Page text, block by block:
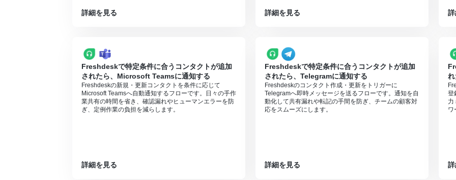
詳細を見る 詳細を見る
Freshdeskで特定条件に合うコンタクトが追加
されたら、Microsoft Teamsに通知する
Freshdeskの新規・更新コンタクトを条件に応じて
Microsoft Teamsへ自動通知するフローです。日々の手作
業共有の時間を省き、確認漏れやヒューマンエラーを防
ぎ、定例作業の負担を減らします。
詳細を見る
Freshdeskで特定条件に合うコンタクトが追加
されたら、Telegramに通知する
Freshdeskのコンタクト作成・更新をトリガーに
Telegramへ即時メッセージを送るフローです。通知を自
動化して共有漏れや転記の手間を防ぎ、チームの顧客対
応をスムーズにします。
詳細を見る
登
力
ワ